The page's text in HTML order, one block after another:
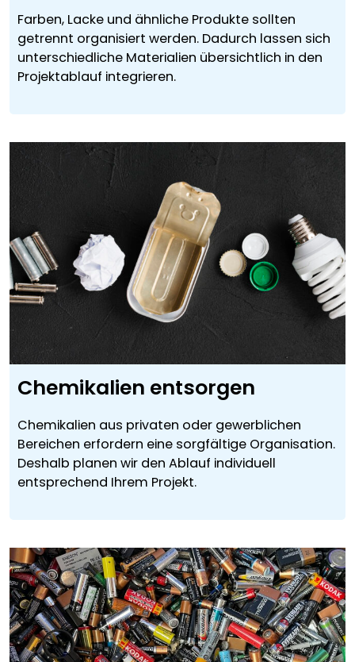
Farben, Lacke und ähnliche Produkte sollten
getrennt organisiert werden. Dadurch lassen sich
unterschiedliche Materialien übersichtlich in den
Projektablauf integrieren.
Chemikalien entsorgen
Chemikalien aus privaten oder gewerblichen
Bereichen erfordern eine sorgfältige Organisation.
Deshalb planen wir den Ablauf individuell
entsprechend Ihrem Projekt.